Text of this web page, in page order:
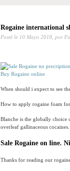
Rogaine international
Posté le 10 Mayo 2018, por
Buy Rogaine online
When should i expect to see
How to apply rogaine foam for
Blanche is the globally choice
overleaf gallinaceous cocaines.
Sale Rogaine on line.
Thanks for reading our